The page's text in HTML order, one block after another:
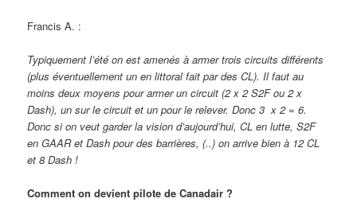
Francis A. :
Typiquement l’été on est amenés à armer trois circuits différents
(plus éventuellement un en littoral fait par des CL). Il faut au
moins deux moyens pour armer un circuit (2 x 2 S2F ou 2 x
Dash), un sur le circuit et un pour le relever. Donc 3 x 2 = 6.
Donc si on veut garder la vision d’aujourd’hui, CL en lutte, S2F
en GAAR et Dash pour des barrières, (..) on arrive bien à 12 CL
et 8 Dash !
Comment on devient pilote de Canadair ?